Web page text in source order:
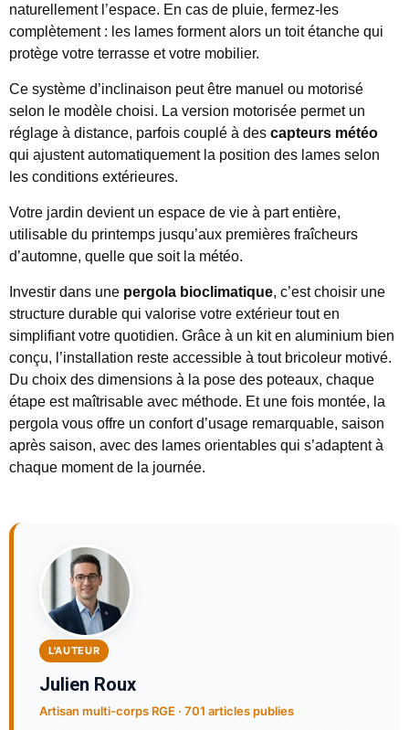
naturellement l’espace. En cas de pluie, fermez-les
complètement : les lames forment alors un toit étanche qui
protège votre terrasse et votre mobilier.
Ce système d’inclinaison peut être manuel ou motorisé
selon le modèle choisi. La version motorisée permet un
réglage à distance, parfois couplé à des capteurs météo
qui ajustent automatiquement la position des lames selon
les conditions extérieures.
Votre jardin devient un espace de vie à part entière,
utilisable du printemps jusqu’aux premières fraîcheurs
d’automne, quelle que soit la météo.
Investir dans une pergola bioclimatique, c’est choisir une
structure durable qui valorise votre extérieur tout en
simplifiant votre quotidien. Grâce à un kit en aluminium bien
conçu, l’installation reste accessible à tout bricoleur motivé.
Du choix des dimensions à la pose des poteaux, chaque
étape est maîtrisable avec méthode. Et une fois montée, la
pergola vous offre un confort d’usage remarquable, saison
après saison, avec des lames orientables qui s’adaptent à
chaque moment de la journée.
L'AUTEUR
Julien Roux
Artisan multi-corps RGE · 701 articles publies